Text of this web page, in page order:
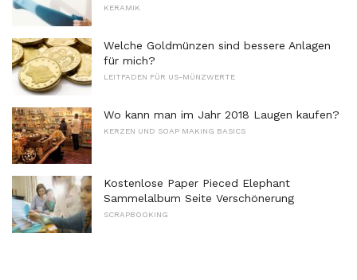
KERAMIK
Welche Goldmünzen sind bessere Anlagen
für mich?
LEITFADEN FÜR US-MÜNZWERTE
Wo kann man im Jahr 2018 Laugen kaufen?
KERZEN UND SOAP MAKING BASICS
Kostenlose Paper Pieced Elephant
Sammelalbum Seite Verschönerung
SCRAPBOOKING